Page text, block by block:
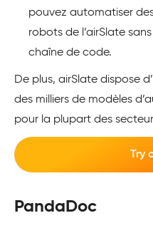
pouvez automatiser
robots de l’airSlate
chaîne de code.
De plus, airSlate dispose
des milliers de modèles
pour la plupart des
Try
PandaDoc